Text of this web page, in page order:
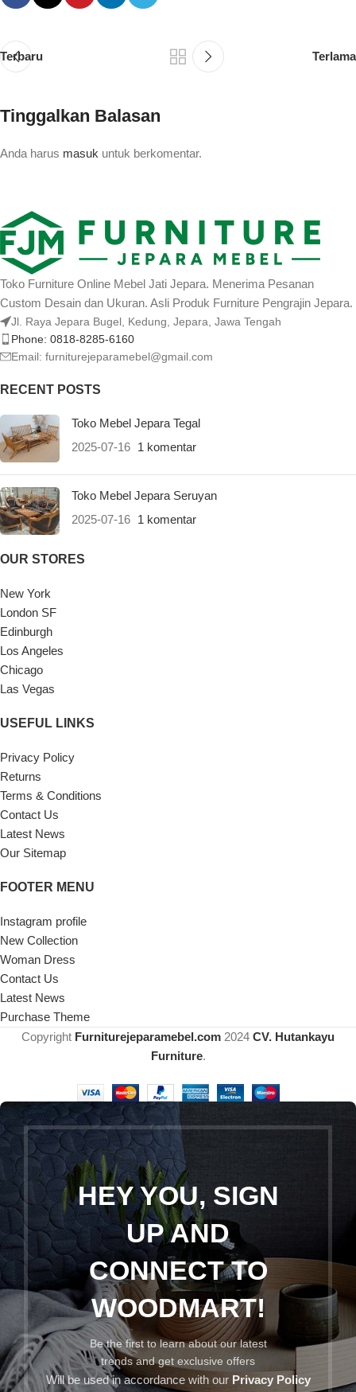
Terbaru Terlama
Tinggalkan Balasan
Anda harus masuk untuk berkomentar.
Toko Furniture Online Mebel Jati Jepara. Menerima Pesanan
Custom Desain dan Ukuran. Asli Produk Furniture Pengrajin Jepara.
Jl. Raya Jepara Bugel, Kedung, Jepara, Jawa Tengah
Phone: 0818-8285-6160
Email: furniturejeparamebel@gmail.com
RECENT POSTS
Toko Mebel Jepara Tegal
2025-07-16 1 komentar
Toko Mebel Jepara Seruyan
2025-07-16 1 komentar
OUR STORES
New York
London SF
Edinburgh
Los Angeles
Chicago
Las Vegas
USEFUL LINKS
Privacy Policy
Returns
Terms & Conditions
Contact Us
Latest News
Our Sitemap
FOOTER MENU
Instagram profile
New Collection
Woman Dress
Contact Us
Latest News
Purchase Theme
Copyright Furniturejeparamebel.com 2024 CV. Hutankayu
Furniture.
HEY YOU, SIGN
UP AND
CONNECT TO
WOODMART!
Be the first to learn about our latest
trends and get exclusive offers
Will be used in accordance with our Privacy Policy